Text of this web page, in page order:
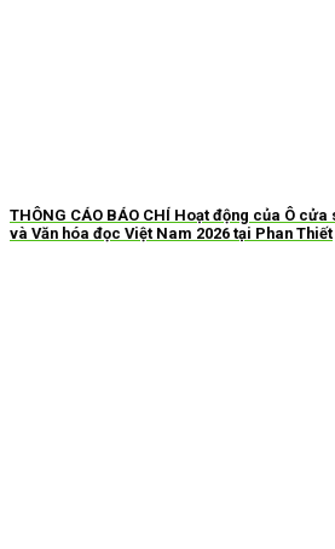
THÔNG CÁO BÁO CHÍ Hoạt động của Ô
và Văn hóa đọc Việt Nam 2026 tại Phan Thiết